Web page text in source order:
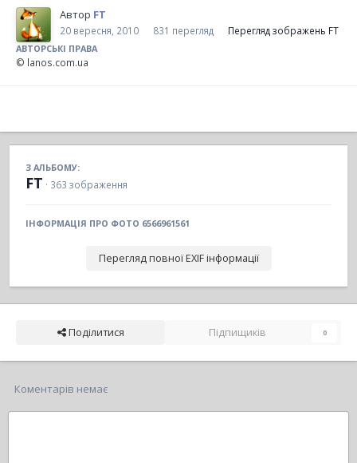
Автор FT
20 вересня, 2010 831 перегляд Перегляд зображень FT
АВТОРСЬКІ ПРАВА
© lanos.com.ua
З АЛЬБОМУ:
FT · 363 зображення
ІНФОРМАЦІЯ ПРО ФОТО 6566961561
Перегляд повної EXIF інформації
Поділитися Підпищиків 0
Коментарів немає